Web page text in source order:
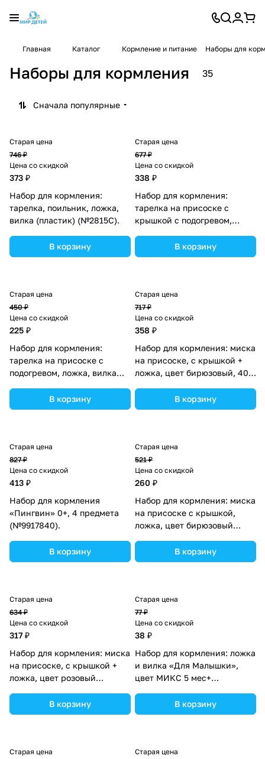
Главная Каталог Кормление и питание Наборы для
Наборы для кормления 35
Сначала популярные
Старая цена
746 ₽
Цена со скидкой
373 ₽
Набор для кормления:
тарелка, поильник, ложка,
вилка (пластик) (№2815С).
В корзину
Старая цена
677 ₽
Цена со скидкой
338 ₽
Набор для кормления:
тарелка на присоске с
крышкой с подогревом,
(полипропилен) (№10236К).
В корзину
Старая цена
450 ₽
Цена со скидкой
225 ₽
Набор для кормления:
тарелка на присоске с
подогревом, ложка, вилка
В корзину
Старая цена
717 ₽
Цена со скидкой
358 ₽
Набор для кормления: миска
на присоске, с крышкой +
ложка, цвет бирюзовый, 400
В корзину
Старая цена
827 ₽
Цена со скидкой
413 ₽
Набор для кормления
«Пингвин» 0+, 4 предмета
(№9917840).
В корзину
Старая цена
521 ₽
Цена со скидкой
260 ₽
Набор для кормления: миска
на присоске с крышкой,
ложка, цвет бирюзовый
В корзину
Старая цена
634 ₽
Цена со скидкой
317 ₽
Набор для кормления: миска
на присоске, с крышкой +
ложка, цвет розовый
В корзину
Старая цена
77 ₽
Цена со скидкой
38 ₽
Набор для кормления: ложка
и вилка «Для Малышки»,
цвет МИКС 5 мес+
В корзину
Старая цена
Старая цена